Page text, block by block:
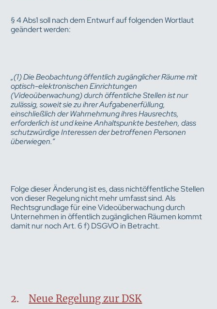
§ 4 Abs1 soll nach dem Entwurf auf folgenden Wortlaut
geändert werden:
„(1) Die Beobachtung öffentlich zugänglicher Räume mit
optisch-elektronischen Einrichtungen
(Videoüberwachung) durch öffentliche Stellen ist nur
zulässig, soweit sie zu ihrer Aufgabenerfüllung,
einschließlich der Wahrnehmung ihres Hausrechts,
erforderlich ist und keine Anhaltspunkte bestehen, dass
schutzwürdige Interessen der betroffenen Personen
überwiegen.“
Folge dieser Änderung ist es, dass nichtöffentliche Stellen
von dieser Regelung nicht mehr umfasst sind. Als
Rechtsgrundlage für eine Videoüberwachung durch
Unternehmen in öffentlich zugänglichen Räumen kommt
damit nur noch Art. 6 f) DSGVO in Betracht.
2. Neue Regelung zur DSK